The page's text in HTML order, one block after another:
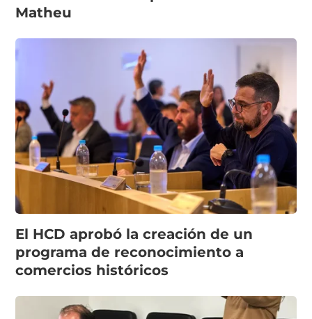
Matheu
El HCD aprobó la creación de un
programa de reconocimiento a
comercios históricos